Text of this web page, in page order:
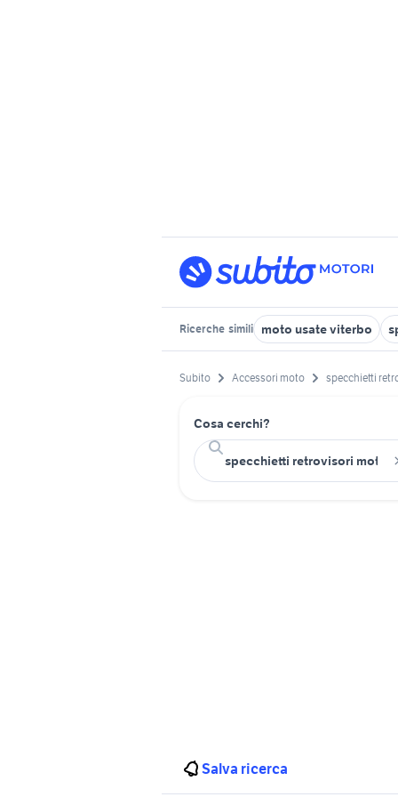
Ricerche simili moto usate viterbo
Subito Accessori moto specchietti
Cosa cerchi?
Salva ricerca